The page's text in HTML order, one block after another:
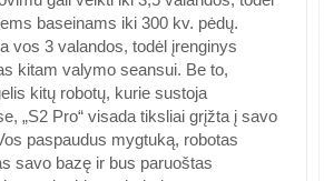
baseinams iki 300 kv. pėdų.
vos 3 valandos, todėl įrenginys
kitam valymo seansui. Be to,
kitų robotų, kurie sustoja
„S2 Pro“ visada tiksliai grįžta į savo
paspaudus mygtuką, robotas
savo bazę ir bus paruoštas